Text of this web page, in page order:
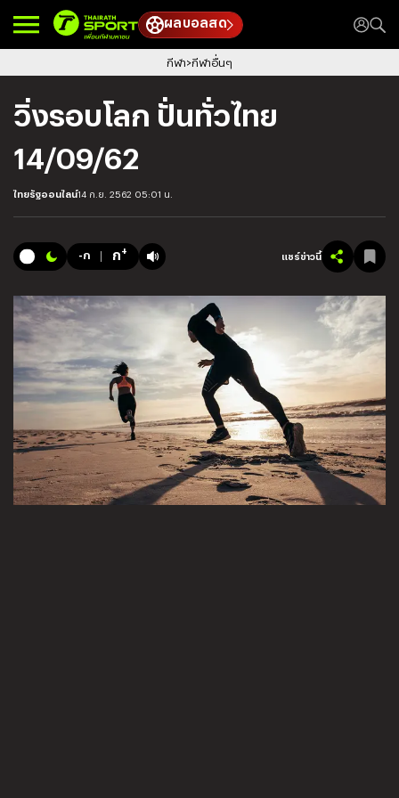
ผลบอลสด
กีฬา กีฬาอื่นๆ
วิ่งรอบโลก ปั่นทั่วไทย
14/09/62
ไทยรัฐออนไลน์14 ก.ย. 2562 05:01 น.
-ก ก+ แชร์ข่าวนี้